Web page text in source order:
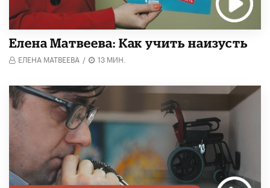
Елена Матвеева: Как учить наизусть
ЕЛЕНА МАТВЕЕВА / 13 МИН.